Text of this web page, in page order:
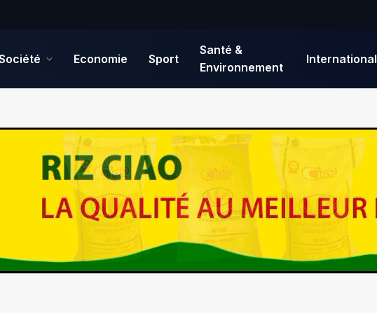
Economie Sport
Santé &
Environnement
International